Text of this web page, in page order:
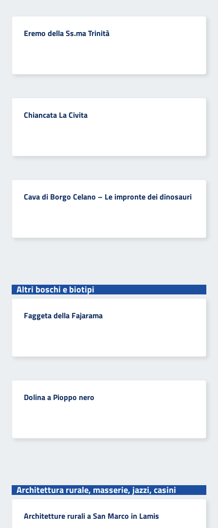
Eremo della Ss.ma Trinità
Chiancata La Civita
Cava di Borgo Celano – Le impronte dei dinosauri
Altri boschi e biotipi
Faggeta della Fajarama
Dolina a Pioppo nero
Architettura rurale, masserie, jazzi, casini
Architetture rurali a San Marco in Lamis